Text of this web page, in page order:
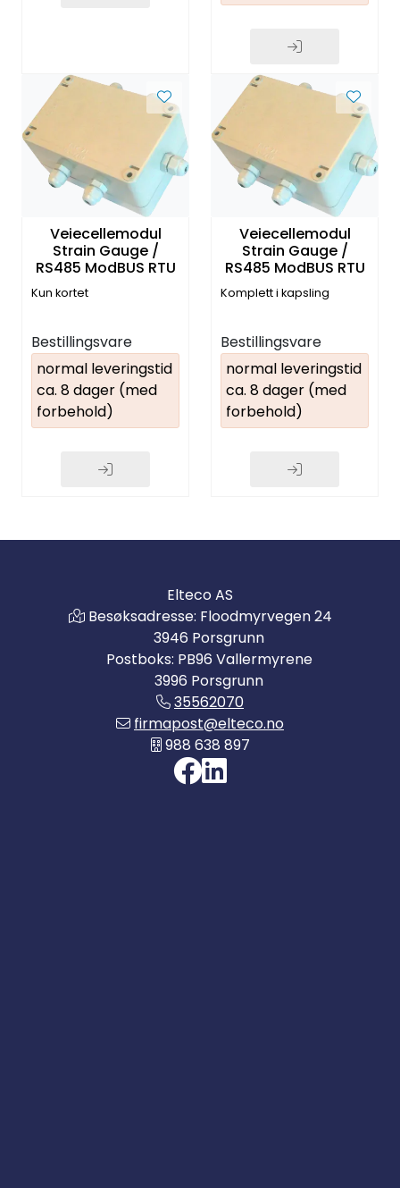
Veiecellemodul
Strain Gauge /
RS485 ModBUS RTU
Kun kortet
Bestillingsvare
normal leveringstid
ca. 8 dager (med
forbehold)
Veiecellemodul
Strain Gauge /
RS485 ModBUS RTU
Komplett i kapsling
Bestillingsvare
normal leveringstid
ca. 8 dager (med
forbehold)
Elteco AS
Besøksadresse: Floodmyrvegen 24
3946 Porsgrunn
Postboks: PB96 Vallermyrene
3996 Porsgrunn
35562070
firmapost@elteco.no
988 638 897